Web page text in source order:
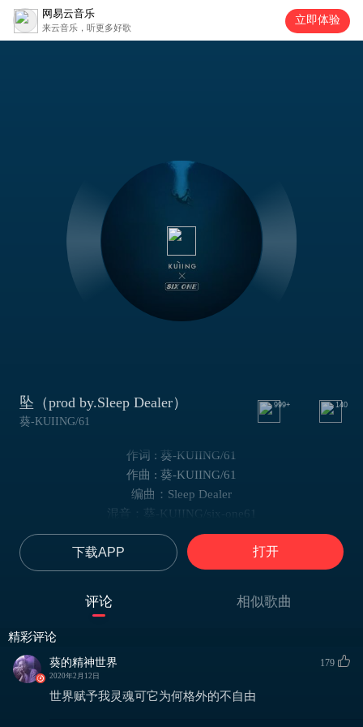
网易云音乐
来云音乐，听更多好歌
立即体验
坠（prod by.Sleep Dealer）
葵-KUIING/61
999+ 140
作词 : 葵-KUIING/61
作曲 : 葵-KUIING/61
编曲：Sleep Dealer
混音：葵-KUIING/six-one61
封面：葵-KUIING
说多少违心的话
离开的也从没留下
疯言疯语不停地聒 ah
下载APP 打开
评论 相似歌曲
精彩评论
葵的精神世界
2020年2月12日
179
世界赋予我灵魂可它为何格外的不自由